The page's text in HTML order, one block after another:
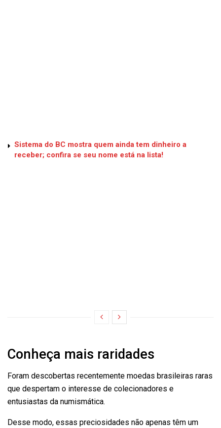
Sistema do BC mostra quem ainda tem dinheiro a
receber; confira se seu nome está na lista!
Conheça mais raridades
Foram descobertas recentemente moedas brasileiras raras
que despertam o interesse de colecionadores e
entusiastas da numismática.
Desse modo, essas preciosidades não apenas têm um